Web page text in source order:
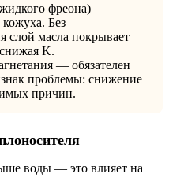
фреона)
Без
слой масла покрывает
K.
— обязателен
проблемы: снижение
причин.
воды — это влияет на